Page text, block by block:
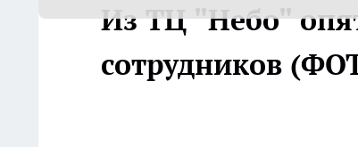
Из ТЦ "Небо"
сотрудников